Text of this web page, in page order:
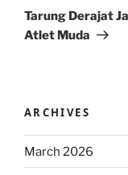
Post
Tarung Derajat
Atlet Muda
ARCHIVES
March 2026